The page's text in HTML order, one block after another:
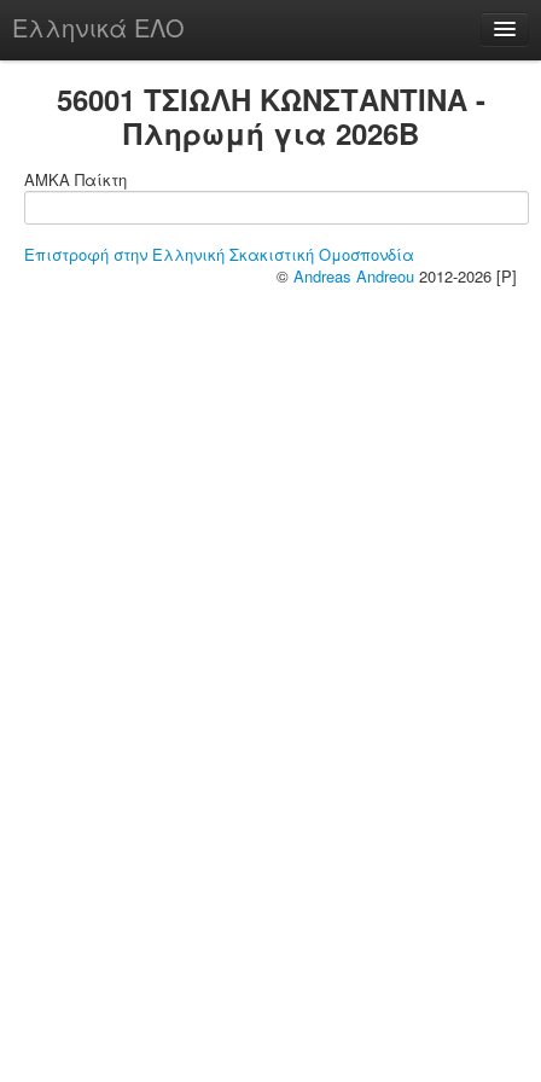
Ελληνικά ΕΛΟ
chesstu.be @ discord
56001 ΤΣΙΩΛΗ ΚΩΝΣΤΑΝΤΙΝΑ -
Πληρωμή για 2026B
ΑΜΚΑ Παίκτη
Επιστροφή στην Ελληνική Σκακιστική Ομοσπονδία
© Andreas Andreou 2012-2026 [P]